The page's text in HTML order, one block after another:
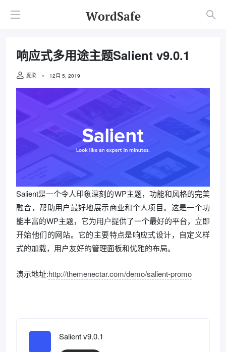
响应式多用途主题Salient v9.0.1
夏柔 12月 5, 2019
Salient是一个令人印象深刻的WP主题，功能和风格的完美
融合，帮助用户最好地展示商业和个人项目。这是一个功
能丰富的WP主题，它为用户提供了一个最好的平台，立即
开始他们的网站。它的主要特点是响应式设计，自定义样
式的加载，用户友好的管理面板和优雅的布局。
演示地址:http://themenectar.com/demo/salient-promo
Salient v9.0.1